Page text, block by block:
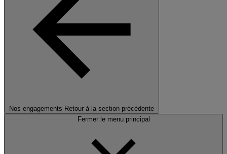
Nos engagements Retour à la section précédente
Fermer le menu principal